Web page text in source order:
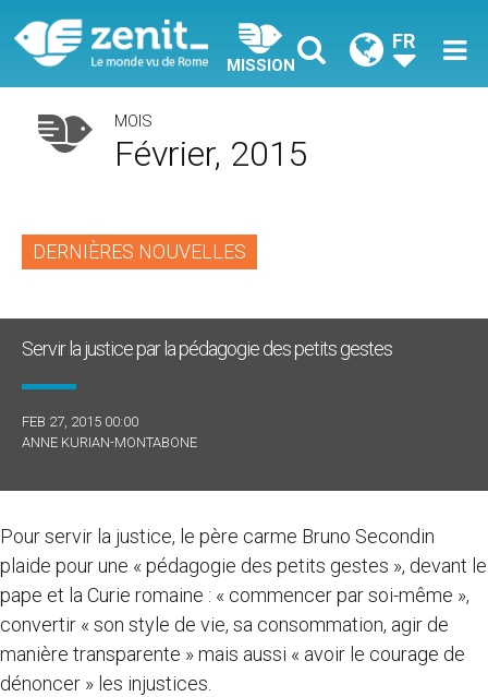
MISSION
FR
MOIS
Février, 2015
DERNIÈRES NOUVELLES
Servir la justice par la pédagogie des petits gestes
FEB 27, 2015 00:00
ANNE KURIAN-MONTABONE
Pour servir la justice, le père carme Bruno Secondin
plaide pour une « pédagogie des petits gestes », devant le
pape et la Curie romaine : « commencer par soi-même »,
convertir « son style de vie, sa consommation, agir de
manière transparente » mais aussi « avoir le courage de
dénoncer » les injustices.